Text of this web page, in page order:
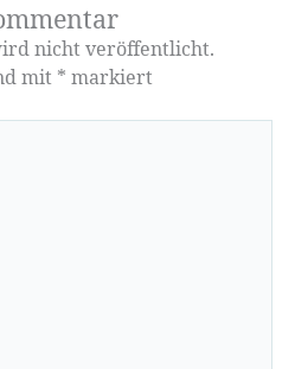
nicht veröffentlicht.
mit * markiert